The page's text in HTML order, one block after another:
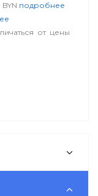
подробнее
от цены